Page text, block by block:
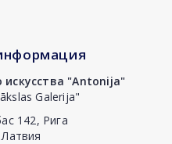
искусства "Antonija"
Galerija"
142, Рига